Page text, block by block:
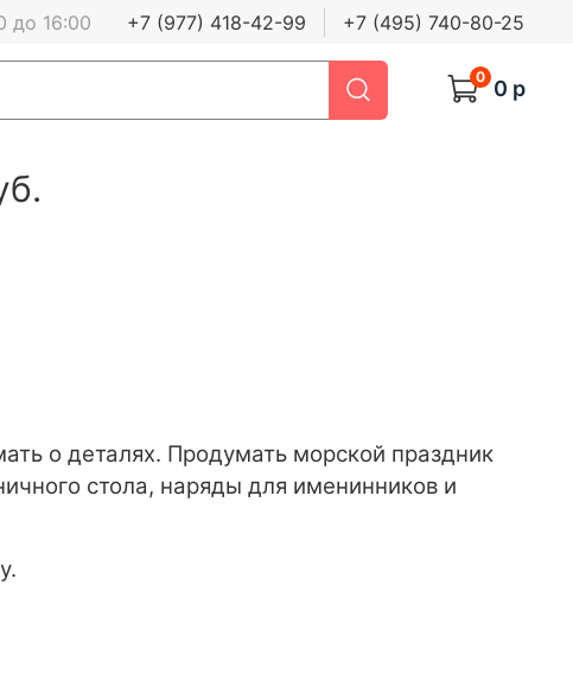
до 16:00 +7 (977) 418-42-99 +7 (495) 740-80-25
0 0 р
о деталях. Продумать морской праздник
стола, наряды для именинников и